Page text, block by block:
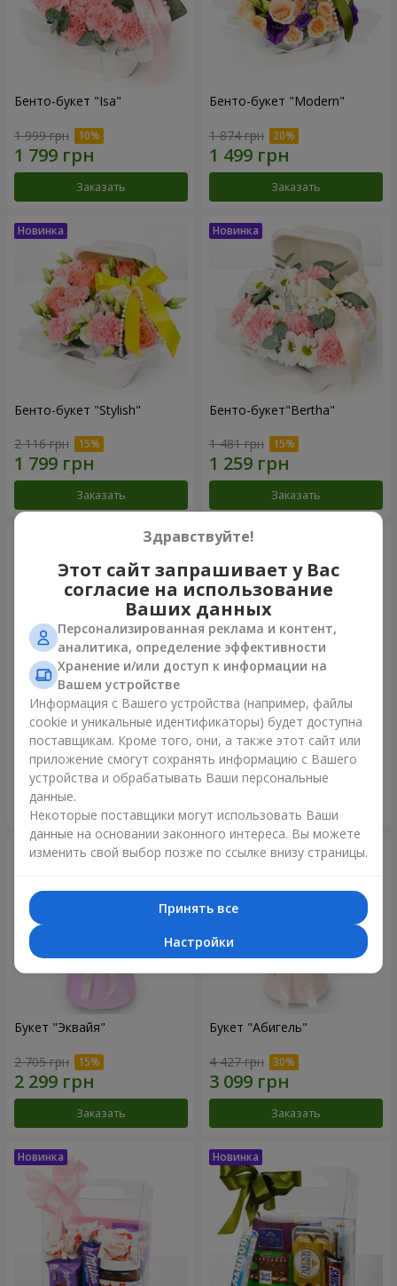
Бенто-букет "Isa"
1 999 грн
Заказать
Бенто-букет "Modern"
1 874 грн
Заказать
Бенто-букет "Stylish"
2 116 грн
Заказать
Бенто-букет"Bertha"
1 481 грн
Заказать
Букет "Kamaliya"
3 199 грн
Букет "Moon Dance"
2 513 грн
Букет "Эквайя"
2 705 грн
Заказать
Букет "Абигель"
4 427 грн
Заказать
Здравствуйте!
Этот сайт запрашивает у Вас
согласие на использование
Ваших данных
Персонализированная реклама и контент,
аналитика, определение эффективности
Хранение и/или доступ к информации на
Вашем устройстве
Информация с Вашего устройства (например, файлы
cookie и уникальные идентификаторы) будет доступна
поставщикам. Кроме того, они, а также этот сайт или
приложение смогут сохранять информацию с Вашего
устройства и обрабатывать Ваши персональные
данные.
Некоторые поставщики могут использовать Ваши
данные на основании законного интереса. Вы можете
изменить свой выбор позже по ссылке внизу страницы.
Принять все
Настройки